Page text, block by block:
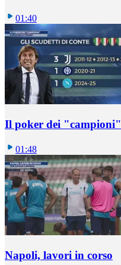
01:40
Il poker dei "campioni"
01:48
Napoli, lavori in corso